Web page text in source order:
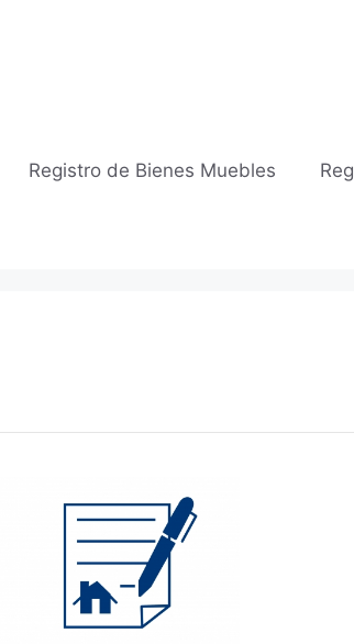
Registro de Bienes Muebles